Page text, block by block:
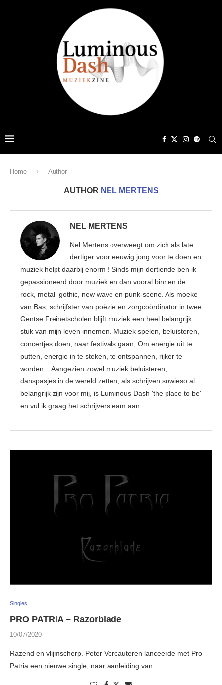
Home Author
AUTHOR NEL MERTENS
NEL MERTENS
Nel Mertens overweegt om zich als late
dertiger voor eeuwig jong voor te doen en
muziek helpt daarbij enorm ! Sinds mijn dertiende ben ik
gepassioneerd door muziek en dan vooral binnen de
rock, metal, gothic, new wave en punk-scene. Als moeke
van Bas, schrijfster van poëzie en zorgcoördinator in twee
Gentse Freinetscholen blijft muziek een heel belangrijk
stuk van mijn leven innemen. Muziek spelen, beluisteren,
concertjes doen, naar festivals gaan; Om energie uit te
putten, energie in te steken, te ontspannen, rijker te
worden... Aangezien zowel muziek beluisteren,
danspasjes in de wereld zetten, als schrijven sowieso al
belangrijk zijn voor mij, is Luminous Dash 'the place to be'
en vul ik graag het schrijversteam aan.
Singles
PRO PATRIA – Razorblade
10/07/2020
Razend en vlijmscherp. Peter Vercauteren lanceerde met Pro
Patria een nieuwe single, naar aanleiding van …